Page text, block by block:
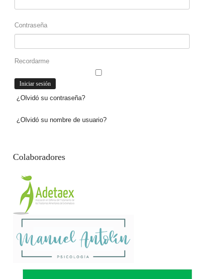
Contraseña
Recordarme
¿Olvidó su contraseña?
¿Olvidó su nombre de usuario?
Colaboradores